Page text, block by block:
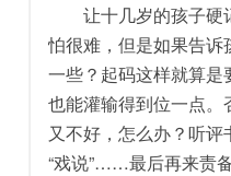
让十几岁的孩子硬
怕很难，但是如果告诉
一些？起码这样就算是
也能灌输得到位一点
又不好，怎么办？听评
“戏说”……最后再来责